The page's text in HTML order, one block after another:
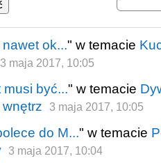
nawet ok..." w temacie
3 maja 2017, 10:05
być..." w temacie
3 maja 2017, 10:05
do M..." w temacie
3 maja 2017, 10:04